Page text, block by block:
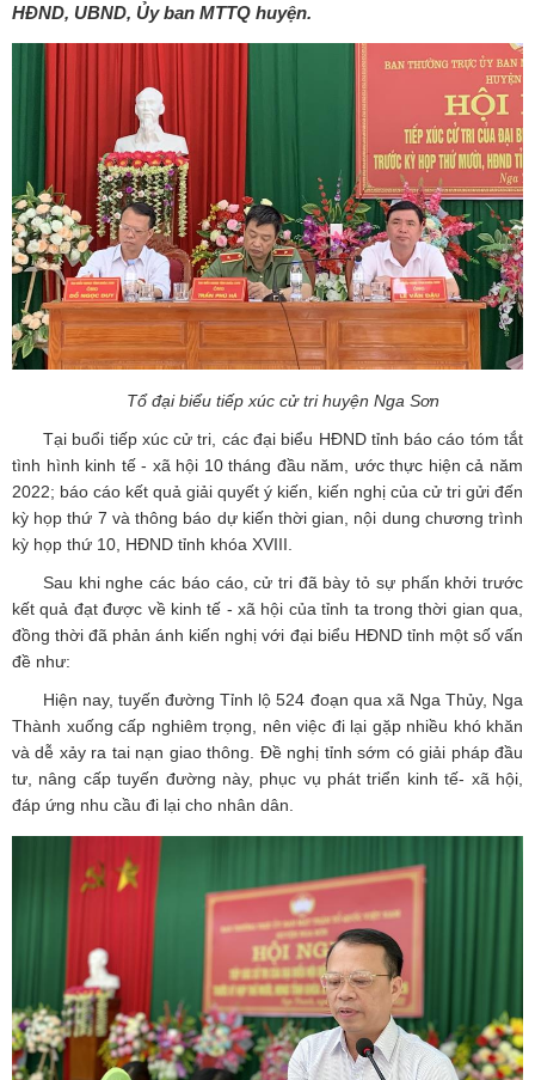
HĐND, UBND, Ủy ban MTTQ huyện.
Tổ đại biểu tiếp xúc cử tri huyện Nga Sơn
Tại buổi tiếp xúc cử tri, các đại biểu HĐND tỉnh báo cáo tóm tắt
tình hình kinh tế - xã hội 10 tháng đầu năm, ước thực hiện cả năm
2022; báo cáo kết quả giải quyết ý kiến, kiến nghị của cử tri gửi đến
kỳ họp thứ 7 và thông báo dự kiến thời gian, nội dung chương trình
kỳ họp thứ 10, HĐND tỉnh khóa XVIII.
Sau khi nghe các báo cáo, cử tri đã bày tỏ sự phấn khởi trước
kết quả đạt được về kinh tế - xã hội của tỉnh ta trong thời gian qua,
đồng thời đã phản ánh kiến nghị với đại biểu HĐND tỉnh một số vấn
đề như:
Hiện nay, tuyến đường Tỉnh lộ 524 đoạn qua xã Nga Thủy, Nga
Thành xuống cấp nghiêm trọng, nên việc đi lại gặp nhiều khó khăn
và dễ xảy ra tai nạn giao thông. Đề nghị tỉnh sớm có giải pháp đầu
tư, nâng cấp tuyến đường này, phục vụ phát triển kinh tế- xã hội,
đáp ứng nhu cầu đi lại cho nhân dân.